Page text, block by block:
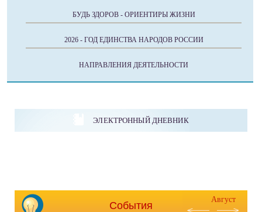
БУДЬ ЗДОРОВ - ОРИЕНТИРЫ ЖИЗНИ
2026 - ГОД ЕДИНСТВА НАРОДОВ РОССИИ
НАПРАВЛЕНИЯ ДЕЯТЕЛЬНОСТИ
ЭЛЕКТРОННЫЙ ДНЕВНИК
События
Август